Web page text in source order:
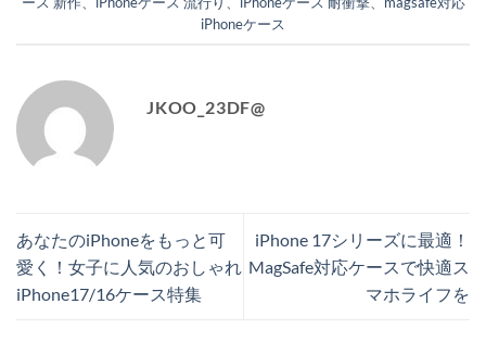
iPhoneケース
JKOO_23DF@
あなたのiPhoneをもっと可
愛く！女子に人気のおしゃれ
iPhone17/16ケース特集
iPhone 17シリーズに最適！
MagSafe対応ケースで快適ス
マホライフを